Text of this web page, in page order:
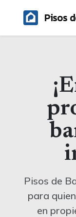
Pisos
Pisos de
para
en